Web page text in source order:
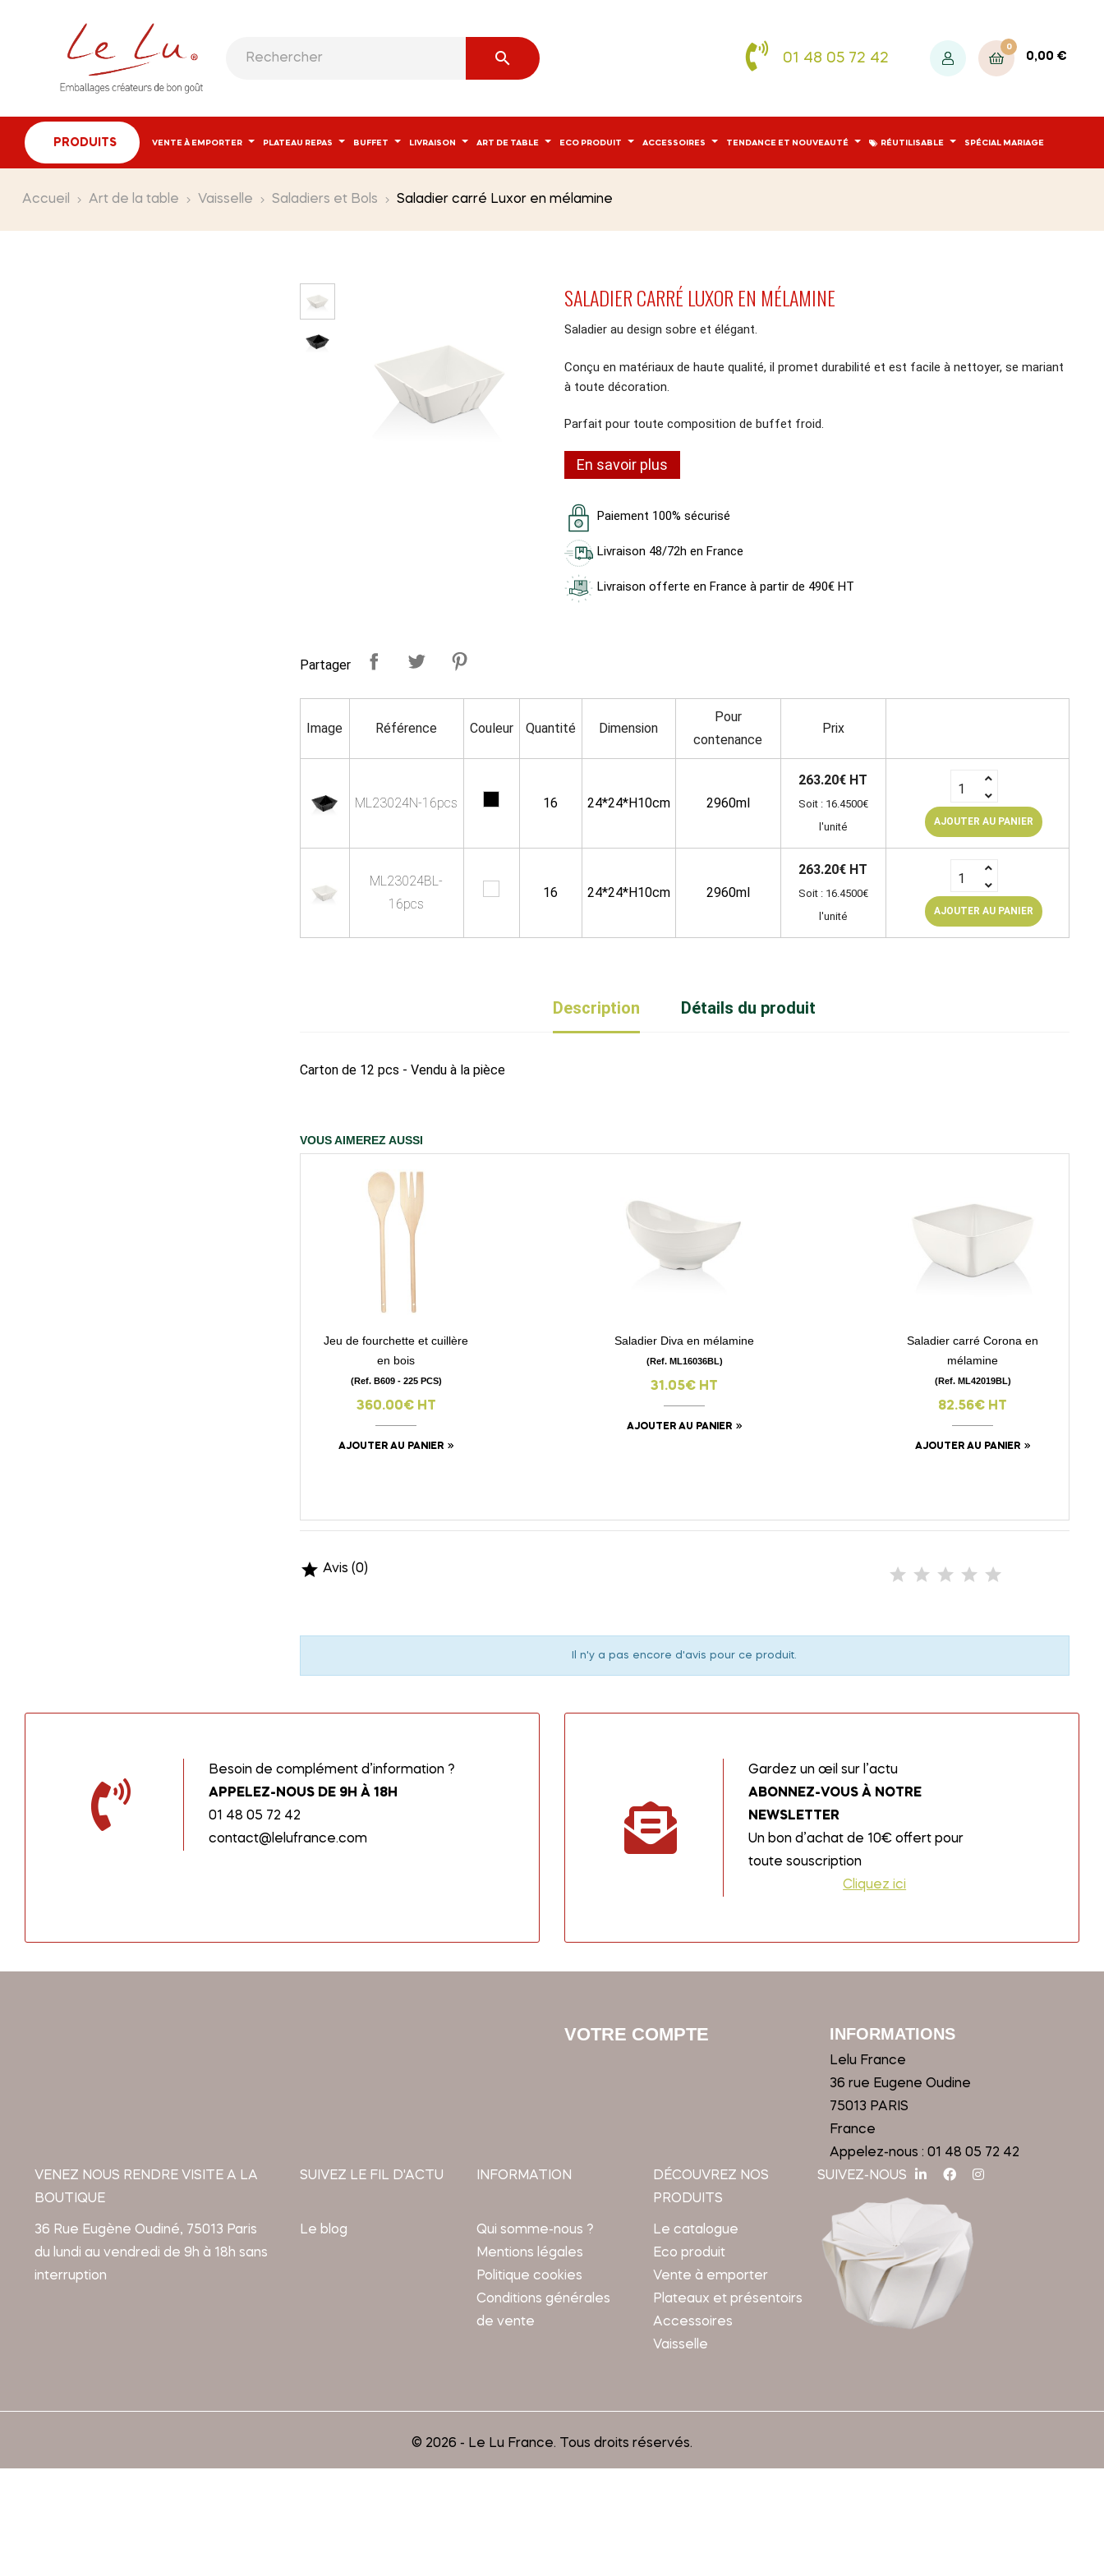
 01 48 05 72 42
0
0,00 €
PRODUITS VENTE À EMPORTER PLATEAU REPAS BUFFET LIVRAISON ART DE TABLE ECO PRODUIT ACCESSOIRES TENDANCE ET NOUVEAUTÉ RÉUTILISABLE SPÉCIAL MARIAGE
Accueil Art de la table Vaisselle Saladiers et Bols Saladier carré Luxor en mélamine
SALADIER CARRÉ LUXOR EN MÉLAMINE
Saladier au design sobre et élégant.
Conçu en matériaux de haute qualité, il promet durabilité et est facile à nettoyer, se mariant
à toute décoration.
Parfait pour toute composition de buffet froid.
En savoir plus
Paiement 100% sécurisé
Livraison 48/72h en France
Livraison offerte en France à partir de 490€ HT
Partager
Image Référence Couleur Quantité Dimension
Pour
contenance
Prix
ML23024N-16pcs 16 24*24*H10cm 2960ml
263.20€ HT
Soit : 16.4500€
l'unité
AJOUTER AU PANIER
ML23024BL-
16pcs
16 24*24*H10cm 2960ml
263.20€ HT
Soit : 16.4500€
l'unité
AJOUTER AU PANIER
Description Détails du produit
Carton de 12 pcs - Vendu à la pièce
VOUS AIMEREZ AUSSI
visibility
Jeu de fourchette et cuillère
en bois
(Ref. B609 - 225 PCS)
360.00€ HT
AJOUTER AU PANIER
visibility
Saladier Diva en mélamine
(Ref. ML16036BL)
31.05€ HT
AJOUTER AU PANIER
visibility
Saladier carré Corona en
mélamine
(Ref. ML42019BL)
82.56€ HT
AJOUTER AU PANIER
 Avis (0)
Il n'y a pas encore d'avis pour ce produit.
Besoin de complément d’information ?
APPELEZ-NOUS DE 9H À 18H
01 48 05 72 42
contact@lelufrance.com
Gardez un œil sur l’actu
ABONNEZ-VOUS À NOTRE
NEWSLETTER
Un bon d’achat de 10€ offert pour
toute souscription
Cliquez ici
VOTRE COMPTE INFORMATIONS
Lelu France
36 rue Eugene Oudine
75013 PARIS
France
Appelez-nous : 01 48 05 72 42
VENEZ NOUS RENDRE VISITE A LA
BOUTIQUE
36 Rue Eugène Oudiné, 75013 Paris
du lundi au vendredi de 9h à 18h sans
interruption
SUIVEZ LE FIL D'ACTU
Le blog
INFORMATION
Qui somme-nous ?
Mentions légales
Politique cookies
Conditions générales
de vente
DÉCOUVREZ NOS
PRODUITS
Le catalogue
Eco produit
Vente à emporter
Plateaux et présentoirs
Accessoires
Vaisselle
SUIVEZ-NOUS
© 2026 - Le Lu France. Tous droits réservés.